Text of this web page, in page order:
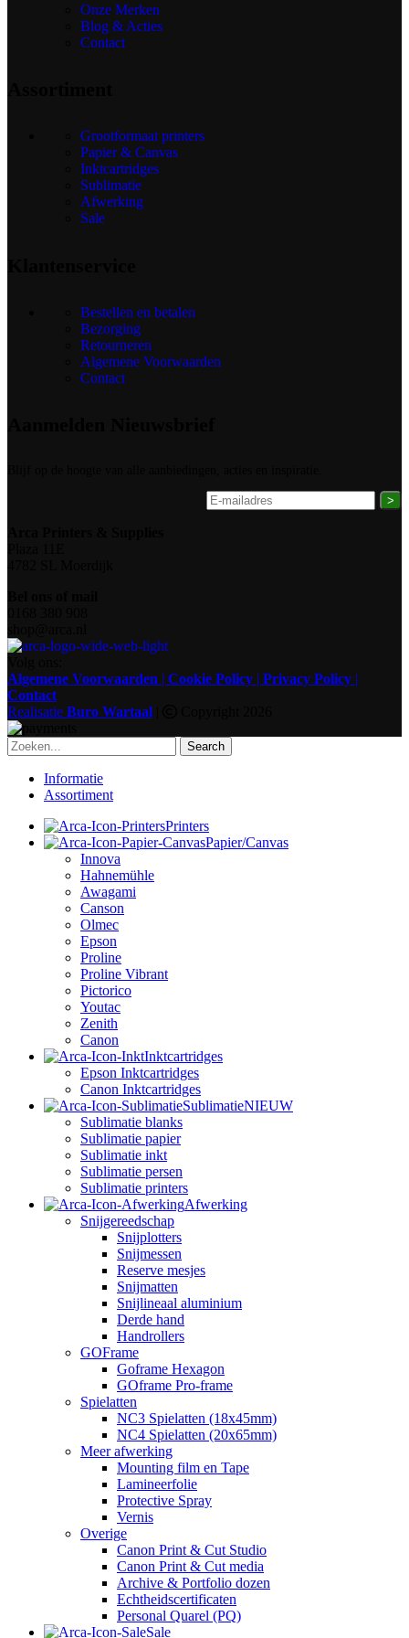
Onze Merken
Blog & Acties
Contact
Grootformaat printers
Papier & Canvas
Inktcartridges
Sublimatie
Afwerking
Sale
Bestellen en betalen
Bezorging
Retourneren
Algemene Voorwaarden
Contact
>
Algemene Voorwaarden | Cookie Policy | Privacy Policy |
Contact
Realisatie Buro Wartaal
Search
Informatie
Assortiment
Printers
Papier/canvas
Innova
Hahnemühle
Awagami
Canson
Olmec
Epson
Proline
Proline Vibrant
Pictorico
Youtac
Zenith
Canon
Inktcartridges
Epson Inktcartridges
Canon Inktcartridges
SublimatieNIEUW
Sublimatie blanks
Sublimatie papier
Sublimatie inkt
Sublimatie persen
Sublimatie printers
Afwerking
Snijgereedschap
Snijplotters
Snijmessen
Reserve mesjes
Snijmatten
Snijlineaal aluminium
Derde hand
Handrollers
GOFrame
Goframe Hexagon
GOframe Pro-frame
Spielatten
NC3 Spielatten (18x45mm)
NC4 Spielatten (20x65mm)
Meer afwerking
Mounting film en Tape
Lamineerfolie
Protective Spray
Vernis
Overige
Canon Print & Cut Studio
Canon Print & Cut media
Archive & Portfolio dozen
Echtheidscertificaten
Personal Quarel (PQ)
Sale